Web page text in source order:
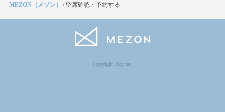
MEZON（メゾン） / 空席確認・予約する
Copyright Jocy inc.